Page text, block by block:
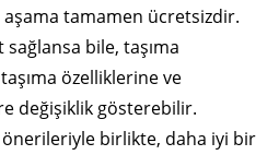
aşama tamamen ücretsizdir.
bile, taşıma
özelliklerine ve
değişiklik gösterebilir.
birlikte, daha iyi bir